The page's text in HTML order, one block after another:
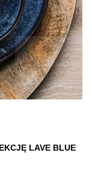
LAVE BLUE